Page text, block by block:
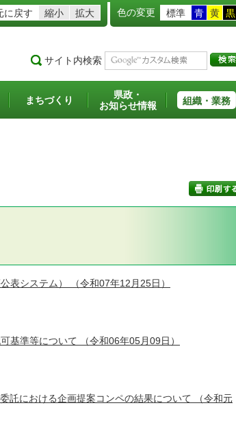
に戻す 縮小 拡大 色の変更 標準 青 黄 黒
サイト内検索
まちづくり
県政・
お知らせ情報
組織・業務
表システム） （令和07年12月25日）
基準等について （令和06年05月09日）
託における企画提案コンペの結果について （令和元